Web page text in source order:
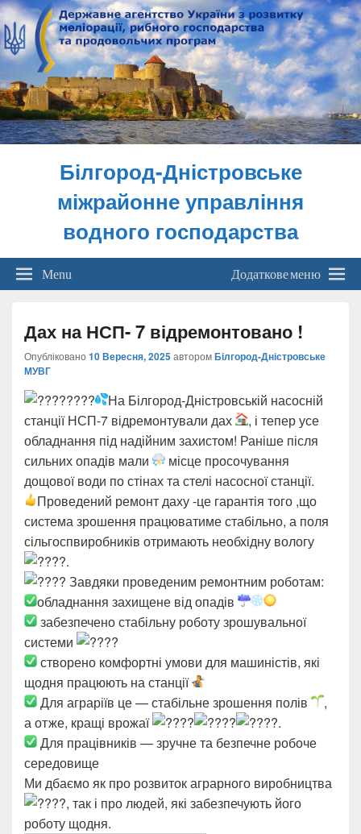
Білгород-Дністровське
міжрайонне управління
водного господарства
Menu Додаткове меню
Дах на НСП- 7 відремонтовано !
Опубліковано 10 Вересня, 2025авторомБілгород-Дністровське
МУВГ
На Білгород-Дністровській насосній
станції НСП-7 відремонтували дах
, і тепер усе
обладнання під надійним захистом! Раніше після
сильних опадів мали
місце просочування
дощової води по стінах та стелі насосної станції.
Проведений ремонт даху -це гарантія того ,що
система зрошення працюватиме стабільно, а поля
сільгоспвиробників отримають необхідну вологу
.
Завдяки проведеним ремонтним роботам:
обладнання захищене від опадів
забезпечено стабільну роботу зрошувальної
системи
створено комфортні умови для машиністів, які
щодня працюють на станції
Для аграріїв це — стабільне зрошення полів
,
а отже, кращі врожаї
.
Для працівників — зручне та безпечне робоче
середовище
Ми дбаємо як про розвиток аграрного виробництва
, так і про людей, які забезпечують його
роботу щодня.